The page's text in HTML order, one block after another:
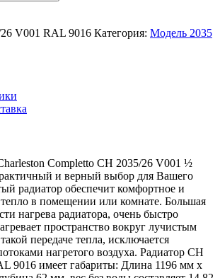
V001 RAL 9016 Категория: Модель 2035
Completto CH 2035/26 V001 ½
и верный выбор для Вашего
радиатор обеспечит комфортное и
в помещении или комнате. Большая
нагрева радиатора, очень быстро
пространство вокруг лучистым
передаче тепла, исключается
нагретого воздуха. Радиатор CH
9016 имеет габариты: Длина 1196 мм х